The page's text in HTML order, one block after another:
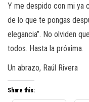
Y me despido con mi ya
de lo que te pongas
elegancia”. No olviden
todos. Hasta la próxima.
Un abrazo, Raúl Rivera
Share this: